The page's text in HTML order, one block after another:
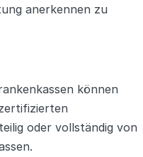
anerkennen zu
können
oder vollständig von